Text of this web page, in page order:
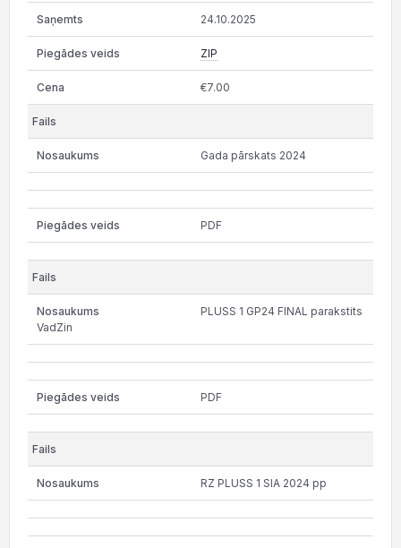
24.10.2025
ZIP
€7.00
Gada pārskats 2024
PDF
PLUSS 1 GP24 FINAL parakstits
VadZin
PDF
RZ PLUSS 1 SIA 2024 pp